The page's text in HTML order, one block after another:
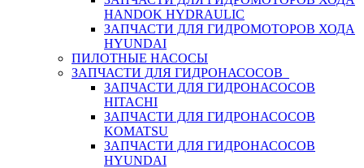
HANDOK HYDRAULIC
ЗАПЧАСТИ ДЛЯ ГИДРОМОТОРОВ ХОДА
HYUNDAI
ПИЛОТНЫЕ НАСОСЫ
ЗАПЧАСТИ ДЛЯ ГИДРОНАСОСОВ
ЗАПЧАСТИ ДЛЯ ГИДРОНАСОСОВ
HITACHI
ЗАПЧАСТИ ДЛЯ ГИДРОНАСОСОВ
KOMATSU
ЗАПЧАСТИ ДЛЯ ГИДРОНАСОСОВ
HYUNDAI